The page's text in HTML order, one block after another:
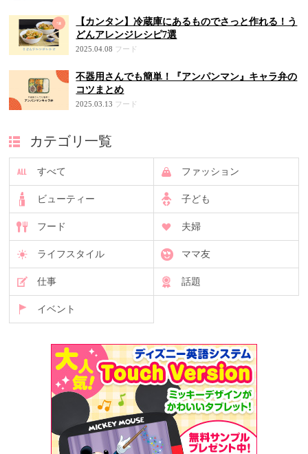
【カンタン】冷蔵庫にあるものでさっと作れる！う
どんアレンジレシピ7選
2025.04.08 フード
不器用さんでも簡単！『アンパンマン』キャラ弁の
コツまとめ
2025.03.13 フード
カテゴリ一覧
すべて ファッション
ビューティー 子ども
フード 夫婦
ライフスタイル ママ友
仕事 話題
イベント